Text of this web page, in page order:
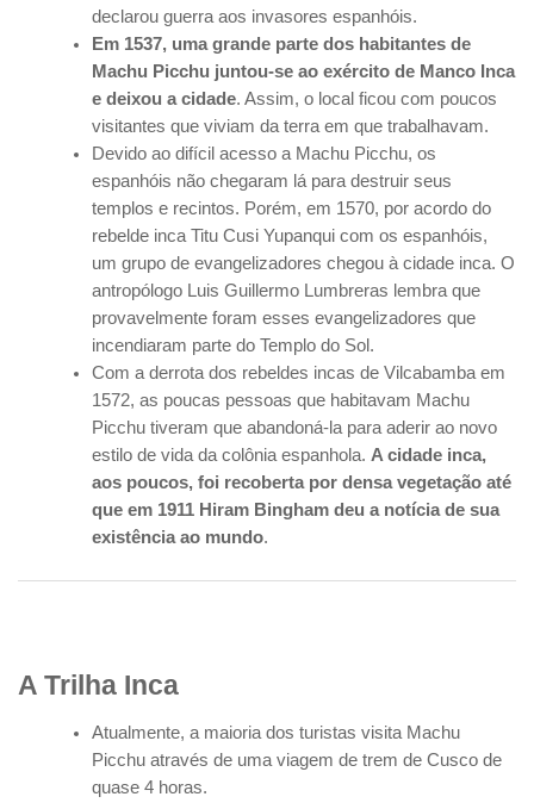
declarou guerra aos invasores espanhóis.
Em 1537, uma grande parte dos habitantes de
Machu Picchu juntou-se ao exército de Manco Inca
e deixou a cidade. Assim, o local ficou com poucos
visitantes que viviam da terra em que trabalhavam.
Devido ao difícil acesso a Machu Picchu, os
espanhóis não chegaram lá para destruir seus
templos e recintos. Porém, em 1570, por acordo do
rebelde inca Titu Cusi Yupanqui com os espanhóis,
um grupo de evangelizadores chegou à cidade inca. O
antropólogo Luis Guillermo Lumbreras lembra que
provavelmente foram esses evangelizadores que
incendiaram parte do Templo do Sol.
Com a derrota dos rebeldes incas de Vilcabamba em
1572, as poucas pessoas que habitavam Machu
Picchu tiveram que abandoná-la para aderir ao novo
estilo de vida da colônia espanhola. A cidade inca,
aos poucos, foi recoberta por densa vegetação até
que em 1911 Hiram Bingham deu a notícia de sua
existência ao mundo.
A Trilha Inca
Atualmente, a maioria dos turistas visita Machu
Picchu através de uma viagem de trem de Cusco de
quase 4 horas.